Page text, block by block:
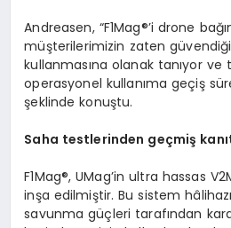
Andreasen, “F1Mag®’i drone
müşterilerimizin zaten
kullanmasına olanak tanıyor ve
operasyonel kullanıma geçiş
şeklinde konuştu.
Saha testlerinden geçmiş
F1Mag®, UMag’in ultra hassas
inşa edilmiştir. Bu sistem
savunma güçleri tarafından kara